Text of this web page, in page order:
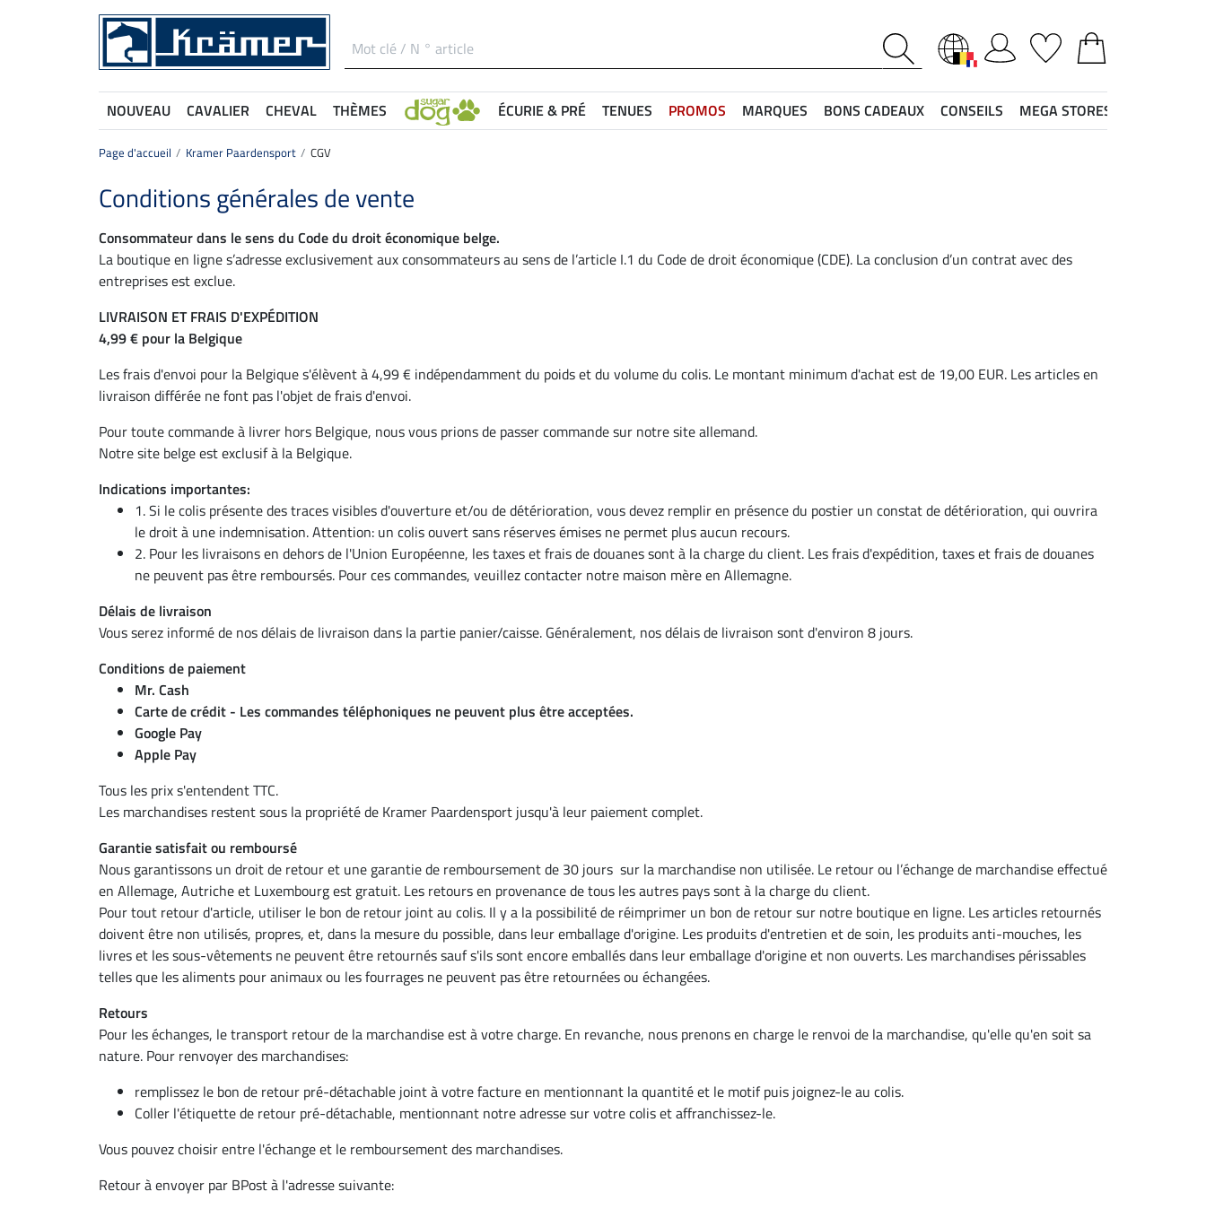
NOUVEAU CAVALIER CHEVAL THÈMES ÉCURIE & PRÉ TENUES PROMOS MARQUES BONS CADEAUX CONSEILS MEGA STORES
Page d'accueil Kramer Paardensport CGV
Conditions générales de vente
Consommateur dans le sens du Code du droit économique belge.
La boutique en ligne s’adresse exclusivement aux consommateurs au sens de l’article I.1 du Code de droit économique (CDE). La conclusion d’un contrat avec des
entreprises est exclue.
LIVRAISON ET FRAIS D'EXPÉDITION
4,99 € pour la Belgique
Les frais d'envoi pour la Belgique s'élèvent à 4,99 € indépendamment du poids et du volume du colis. Le montant minimum d'achat est de 19,00 EUR. Les articles en
livraison différée ne font pas l'objet de frais d'envoi.
Pour toute commande à livrer hors Belgique, nous vous prions de passer commande sur notre site allemand.
Notre site belge est exclusif à la Belgique.
Indications importantes:
1. Si le colis présente des traces visibles d'ouverture et/ou de détérioration, vous devez remplir en présence du postier un constat de détérioration, qui ouvrira
le droit à une indemnisation. Attention: un colis ouvert sans réserves émises ne permet plus aucun recours.
2. Pour les livraisons en dehors de l'Union Européenne, les taxes et frais de douanes sont à la charge du client. Les frais d'expédition, taxes et frais de douanes
ne peuvent pas être remboursés. Pour ces commandes, veuillez contacter notre maison mère en Allemagne.
Délais de livraison
Vous serez informé de nos délais de livraison dans la partie panier/caisse. Généralement, nos délais de livraison sont d'environ 8 jours.
Conditions de paiement
Mr. Cash
Carte de crédit - Les commandes téléphoniques ne peuvent plus être acceptées.
Google Pay
Apple Pay
Tous les prix s'entendent TTC.
Les marchandises restent sous la propriété de Kramer Paardensport jusqu'à leur paiement complet.
Garantie satisfait ou remboursé
Nous garantissons un droit de retour et une garantie de remboursement de 30 jours sur la marchandise non utilisée. Le retour ou l’échange de marchandise effectué
en Allemage, Autriche et Luxembourg est gratuit. Les retours en provenance de tous les autres pays sont à la charge du client.
Pour tout retour d'article, utiliser le bon de retour joint au colis. Il y a la possibilité de réimprimer un bon de retour sur notre boutique en ligne. Les articles retournés
doivent être non utilisés, propres, et, dans la mesure du possible, dans leur emballage d'origine. Les produits d'entretien et de soin, les produits anti-mouches, les
livres et les sous-vêtements ne peuvent être retournés sauf s'ils sont encore emballés dans leur emballage d'origine et non ouverts. Les marchandises périssables
telles que les aliments pour animaux ou les fourrages ne peuvent pas être retournées ou échangées.
Retours
Pour les échanges, le transport retour de la marchandise est à votre charge. En revanche, nous prenons en charge le renvoi de la marchandise, qu'elle qu'en soit sa
nature. Pour renvoyer des marchandises:
remplissez le bon de retour pré-détachable joint à votre facture en mentionnant la quantité et le motif puis joignez-le au colis.
Coller l'étiquette de retour pré-détachable, mentionnant notre adresse sur votre colis et affranchissez-le.
Vous pouvez choisir entre l'échange et le remboursement des marchandises.
Retour à envoyer par BPost à l'adresse suivante: